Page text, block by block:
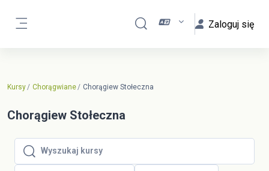
Przełącznik wyszukiwarki
Zaloguj się
Kursy Chorągwiane Chorągiew Stołeczna
Chorągiew Stołeczna
Wyszukaj kursy
Wyszukaj kursy